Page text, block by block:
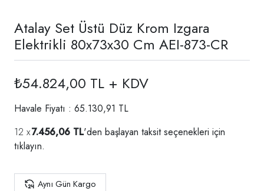
Atalay Set Üstü Düz Krom Izgara
Elektrikli 80x73x30 Cm AEI-873-CR
₺54.824,00 TL + KDV
Havale Fiyatı : 65.130,91 TL
7.456,06 TL'den başlayan taksit seçenekleri için
tıklayın.
Aynı Gün Kargo